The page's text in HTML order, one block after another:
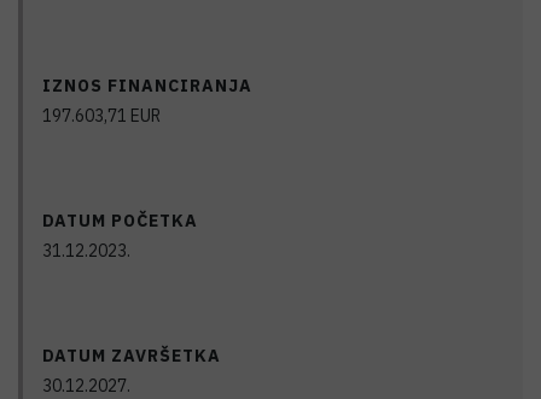
IZNOS FINANCIRANJA
197.603,71 EUR
DATUM POČETKA
31.12.2023.
DATUM ZAVRŠETKA
30.12.2027.